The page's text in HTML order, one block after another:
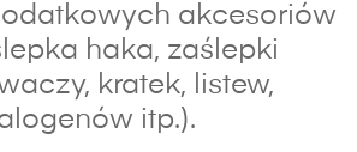
akcesoriów
haka, zaślepki
kratek, listew,
itp.).